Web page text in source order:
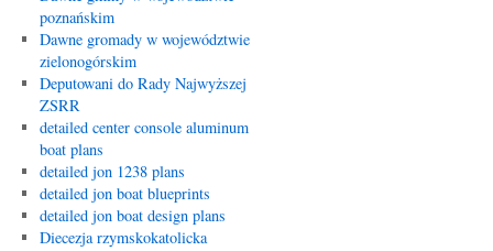
poznańskim
Dawne gromady w województwie
zielonogórskim
Deputowani do Rady Najwyższej
ZSRR
detailed center console aluminum
boat plans
detailed jon 1238 plans
detailed jon boat blueprints
detailed jon boat design plans
Diecezja rzymskokatolicka